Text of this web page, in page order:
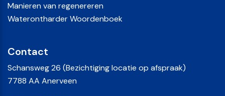
Manieren van regenereren
Waterontharder Woordenboek
Contact
Schansweg 26 (Bezichtiging locatie op afspraak)
7788 AA Anerveen